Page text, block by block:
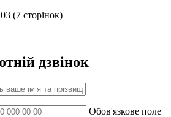
(7 сторінок)
дзвінок
Обов'язкове поле